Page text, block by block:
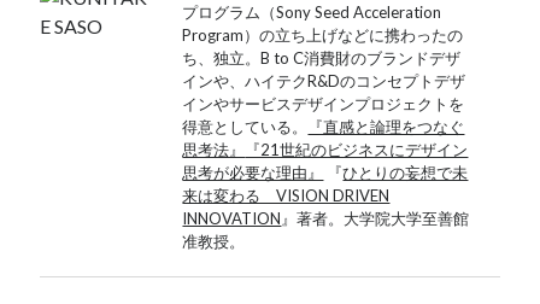
プログラム（Sony Seed Acceleration
Program）の立ち上げなどに携わったの
ち、独立。B to C消費財のブランドデザ
インや、ハイテクR&Dのコンセプトデザ
インやサービスデザインプロジェクトを
得意としている。
『直感と論理をつなぐ
思考法』
『21世紀のビジネスにデザイン
思考が必要な理由』
『ひとりの妄想で未
来は変わる VISION DRIVEN
INNOVATION 』著者。大学院大学至善館
准教授。